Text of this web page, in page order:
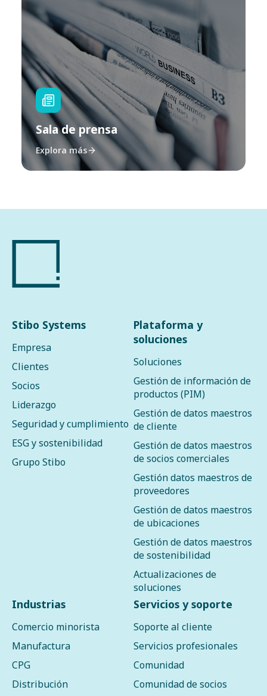
Sala de prensa
Explora más
Stibo Systems
Empresa
Clientes
Socios
Liderazgo
Seguridad y cumplimiento
ESG y sostenibilidad
Grupo Stibo
Plataforma y
soluciones
Soluciones
Gestión de información de
productos (PIM)
Gestión de datos maestros
de cliente
Gestión de datos maestros
de socios comerciales
Gestión datos maestros de
proveedores
Gestión de datos maestros
de ubicaciones
Gestión de datos maestros
de sostenibilidad
Actualizaciones de
soluciones
Industrias
Comercio minorista
Manufactura
CPG
Distribución
Servicios y soporte
Soporte al cliente
Servicios profesionales
Comunidad
Comunidad de socios